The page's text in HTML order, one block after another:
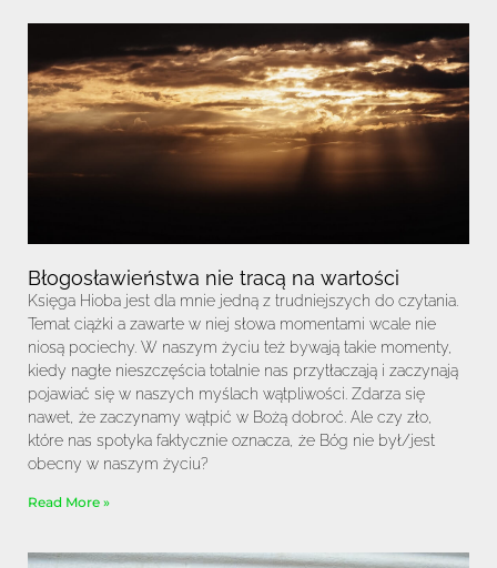
Błogosławieństwa nie tracą na wartości
Księga Hioba jest dla mnie jedną z trudniejszych do czytania.
Temat ciążki a zawarte w niej słowa momentami wcale nie
niosą pociechy. W naszym życiu też bywają takie momenty,
kiedy nagłe nieszczęścia totalnie nas przytłaczają i zaczynają
pojawiać się w naszych myślach wątpliwości. Zdarza się
nawet, że zaczynamy wątpić w Bożą dobroć. Ale czy zło,
które nas spotyka faktycznie oznacza, że Bóg nie był/jest
obecny w naszym życiu?
Read More »